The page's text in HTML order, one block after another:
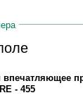
- 455